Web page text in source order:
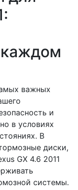
каждом
важных
и
в условиях
В
диски,
GX 4.6 2011
системы.